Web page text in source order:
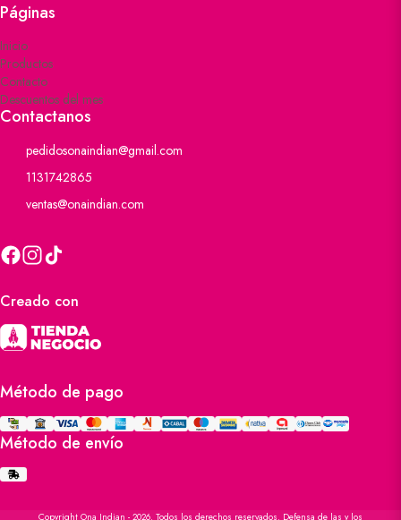
Páginas
Inicio
Productos
Contacto
Descuentos del mes
Contactanos
pedidosonaindian@gmail.com
1131742865
ventas@onaindian.com
Creado con
Método de pago
Método de envío
Copyright Ona Indian - 2026. Todos los derechos reservados. Defensa de las y los